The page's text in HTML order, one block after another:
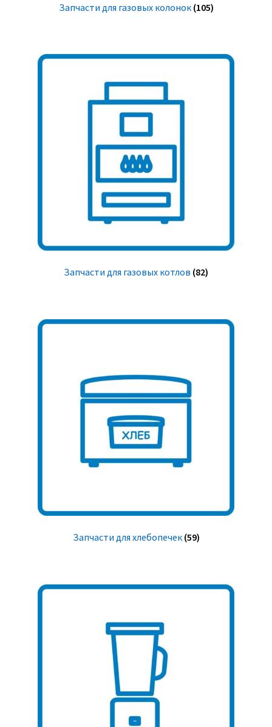
Запчасти для газовых колонок (105)
Запчасти для газовых котлов (82)
Запчасти для хлебопечек (59)